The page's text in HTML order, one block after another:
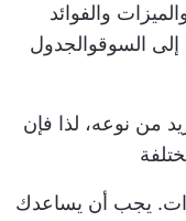
والفوائد
إلى السوقوالجدول
من نوعه، لذا فإن
يجب أن يساعدك